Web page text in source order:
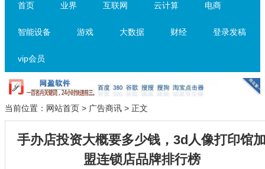
首页 业界 互联网 云计算 电商
智能设备 游戏 大数据 财经 登录发稿
vip会员
当前位置： 网站首页 > 广告商讯 > 正文
手办店投资大概要多少钱，3d人像打印馆
盟连锁店品牌排行榜